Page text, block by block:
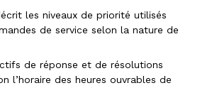
les niveaux de priorité utilisés
de service selon la nature de
de réponse et de résolutions
l’horaire des heures ouvrables de